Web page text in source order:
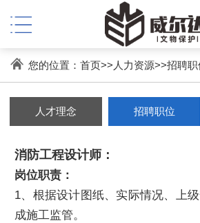
您的位置： 首页>> 人力资源>>招聘职
人才理念 招聘职位
消防工程设计师：
岗位职责：
1、根据设计图纸、实际情况、上
成施工监管。